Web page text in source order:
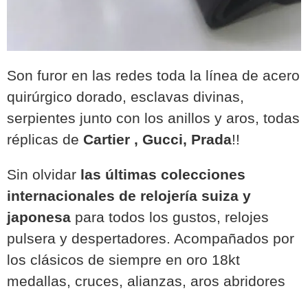
Son furor en las redes toda la línea de acero
quirúrgico dorado, esclavas divinas,
serpientes junto con los anillos y aros, todas
réplicas de Cartier , Gucci, Prada!!
Sin olvidar las últimas colecciones
internacionales de relojería suiza y
japonesa para todos los gustos, relojes
pulsera y despertadores. Acompañados por
los clásicos de siempre en oro 18kt
medallas, cruces, alianzas, aros abridores